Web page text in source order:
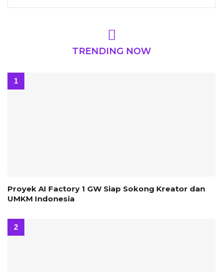
TRENDING NOW
Proyek AI Factory 1 GW Siap Sokong Kreator dan
UMKM Indonesia